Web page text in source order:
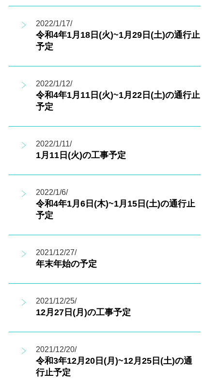
2022/1/17/
令和4年1月18日(火)~1月29日(土)の通行止
予定
2022/1/12/
令和4年1月11日(火)~1月22日(土)の通行止
予定
2022/1/11/
1月11日(火)の工事予定
2022/1/6/
令和4年1月6日(木)~1月15日(土)の通行止
予定
2021/12/27/
年末年始の予定
2021/12/25/
12月27日(月)の工事予定
2021/12/20/
令和3年12月20日(月)~12月25日(土)の通
行止予定